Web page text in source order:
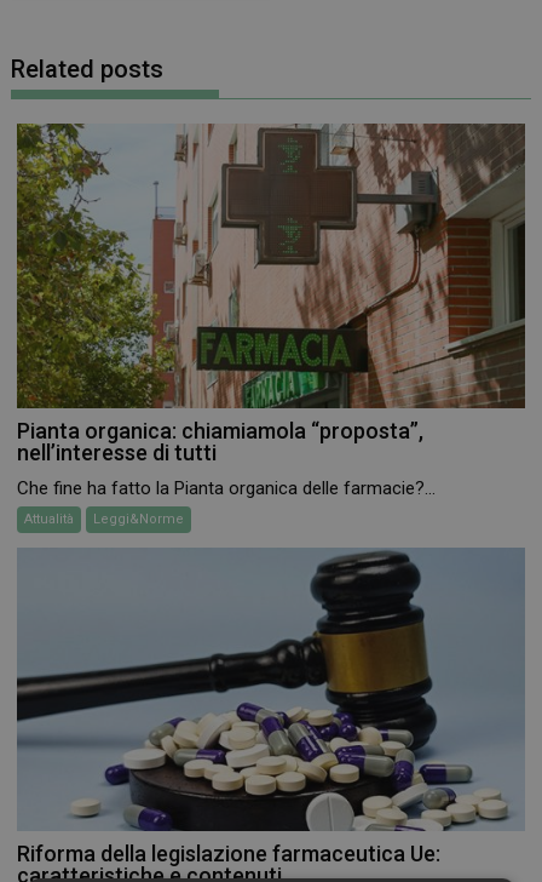
Related posts
Pianta organica: chiamiamola “proposta”,
nell’interesse di tutti
Che fine ha fatto la Pianta organica delle farmacie?...
Attualità Leggi&Norme
Riforma della legislazione farmaceutica Ue:
caratteristiche e contenuti